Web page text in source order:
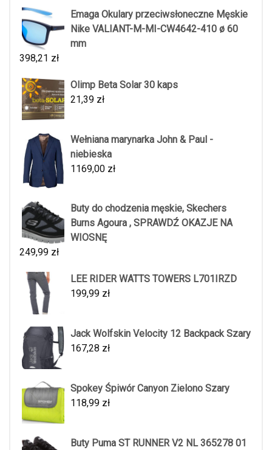
Emaga Okulary przeciwsłoneczne Męskie
Nike VALIANT-M-MI-CW4642-410 ø 60
mm
398,21 zł
Olimp Beta Solar 30 kaps
21,39 zł
Wełniana marynarka John & Paul -
niebieska
1169,00 zł
Buty do chodzenia męskie, Skechers
Burns Agoura , SPRAWDŹ OKAZJE NA
WIOSNĘ
249,99 zł
LEE RIDER WATTS TOWERS L701IRZD
199,99 zł
Jack Wolfskin Velocity 12 Backpack Szary
167,28 zł
Spokey Śpiwór Canyon Zielono Szary
118,99 zł
Buty Puma ST RUNNER V2 NL 365278 01